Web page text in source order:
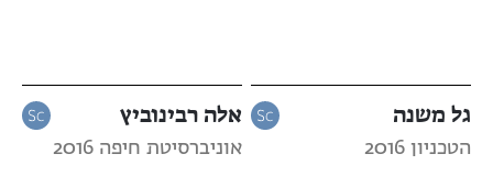
גל משנה
הטכניון 2016
אלה רבינוביץ
אוניברסיטת חיפה 2016